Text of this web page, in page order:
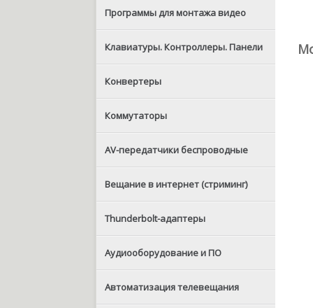
Программы для монтажа видео
Клавиатуры. Контроллеры. Панели
Конвертеры
Коммутаторы
AV-передатчики беспроводные
Вещание в интернет (стриминг)
Thunderbolt-адаптеры
Аудиооборудование и ПО
Автоматизация телевещания